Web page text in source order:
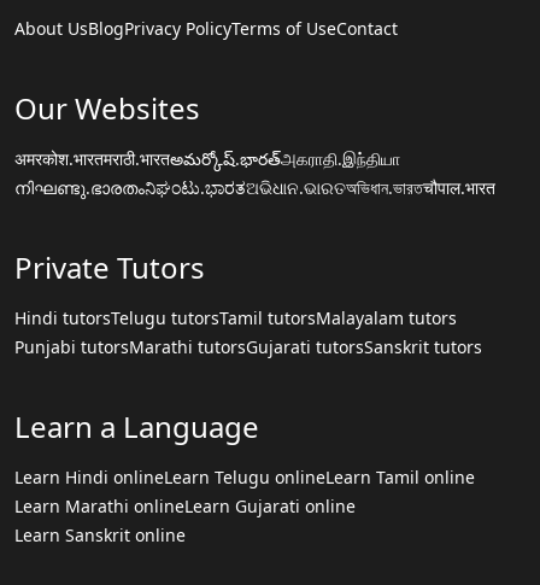
About UsBlogPrivacy PolicyTerms of UseContact
Our Websites
अमरकोश.भारतमराठी.भारतఅమర్కోష్.భారత్அகராதி.இந்தியா
നിഘണ്ടു.ഭാരതംನಿಘಂಟು.ಭಾರತଅଭିଧାନ.ଭାରତঅভিধান.ভারতचौपाल.भारत
Private Tutors
Hindi tutorsTelugu tutorsTamil tutorsMalayalam tutors
Punjabi tutorsMarathi tutorsGujarati tutorsSanskrit tutors
Learn a Language
Learn Hindi onlineLearn Telugu onlineLearn Tamil online
Learn Marathi onlineLearn Gujarati online
Learn Sanskrit online